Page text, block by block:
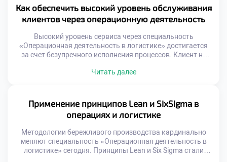
сотрудников являются приоритетом современного
бизнеса. Логистические операции требуют высокой
концентрации внимания. Физическая нагрузка […]
Как обеспечить высокий уровень обслуживания
клиентов через операционную деятельность
Высокий уровень сервиса через специальность
«Операционная деятельность в логистике» достигается
за счет безупречного исполнения процессов. Клиент не
результат их работы. Логистика является главным
от слаженности операционных звеньев. Ошибка на
складе или сбой в доставке разрушают репутацию
бренда. Профессионализм сотрудников […]
Читать далее
Применение принципов Lean и SixSigma в
операциях и логистике
Методологии бережливого производства кардинально
меняют специальность «Операционная деятельность в
логистике» сегодня. Принципы Lean и Six Sigma стали